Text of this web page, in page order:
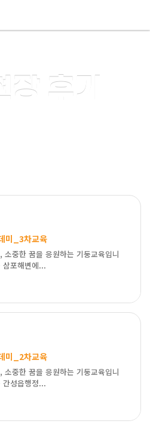
후기
미_3차교육
중한 꿈을 응원하는 기둥교육입니
포해변에...
미_2차교육
중한 꿈을 응원하는 기둥교육입니
성읍행정...